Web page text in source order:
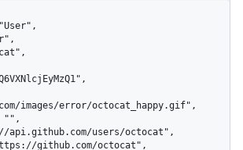
images/error/octocat_happy.gif",